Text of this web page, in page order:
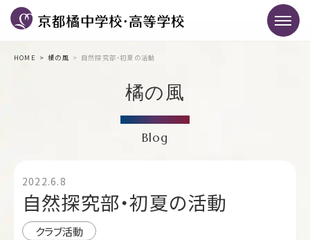
HOME 橘の風 自然探究部・初夏の活動
橘の風
Blog
2022.6.8
自然探究部・初夏の活動
クラブ活動